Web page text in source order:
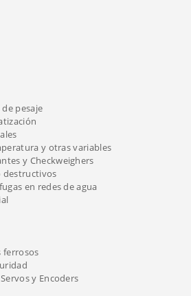
pesaje
y otras variables
y Checkweighers
destructivos
en redes de agua
ferrosos
y Encoders